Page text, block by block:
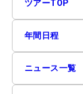
ツアーTOP
年間日程
ニュース一覧